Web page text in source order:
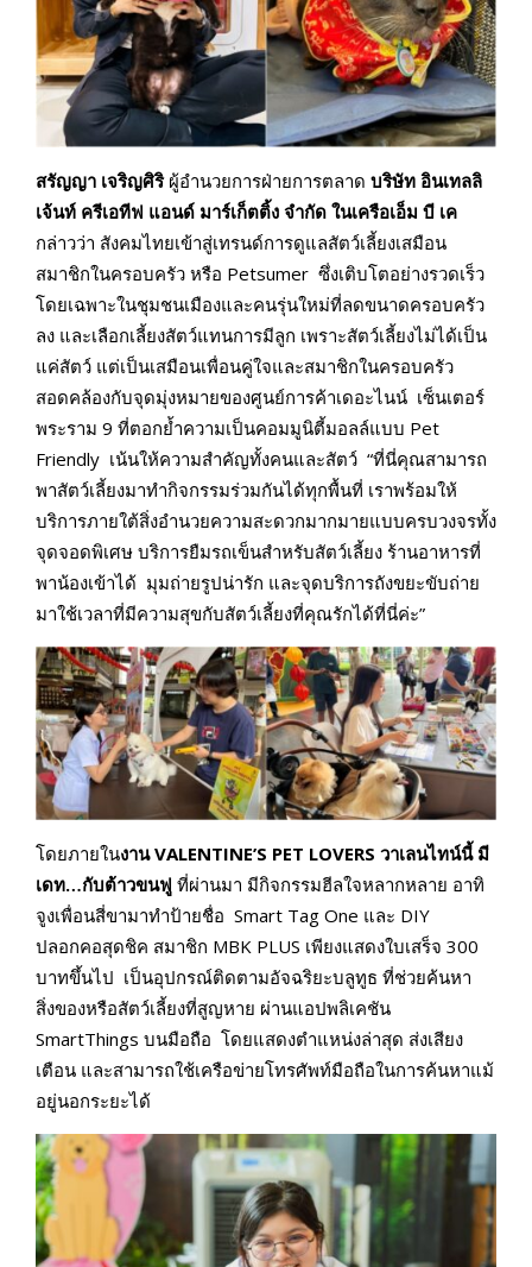
สรัญญา เจริญศิริผู้อำนวยการฝ่ายการตลาด บริษัท อินเทลลิ
เจ้นท์ ครีเอทีฟ แอนด์ มาร์เก็ตติ้ง จำกัด ในเครือเอ็ม บี เค
กล่าวว่า สังคมไทยเข้าสู่เทรนด์การดูแลสัตว์เลี้ยงเสมือน
สมาชิกในครอบครัว หรือ Petsumer ซึ่งเติบโตอย่างรวดเร็ว
โดยเฉพาะในชุมชนเมืองและคนรุ่นใหม่ที่ลดขนาดครอบครัว
ลง และเลือกเลี้ยงสัตว์แทนการมีลูก เพราะสัตว์เลี้ยงไม่ได้เป็น
แค่สัตว์ แต่เป็นเสมือนเพื่อนคู่ใจและสมาชิกในครอบครัว
สอดคล้องกับจุดมุ่งหมายของศูนย์การค้าเดอะไนน์ เซ็นเตอร์
พระราม 9 ที่ตอกย้ำความเป็นคอมมูนิตี้มอลล์แบบ Pet
Friendly เน้นให้ความสำคัญทั้งคนและสัตว์ “ที่นี่คุณสามารถ
พาสัตว์เลี้ยงมาทำกิจกรรมร่วมกันได้ทุกพื้นที่ เราพร้อมให้
บริการภายใต้สิ่งอำนวยความสะดวกมากมายแบบครบวงจรทั้ง
จุดจอดพิเศษ บริการยืมรถเข็นสำหรับสัตว์เลี้ยง ร้านอาหารที่
พาน้องเข้าได้ มุมถ่ายรูปน่ารัก และจุดบริการถังขยะขับถ่าย
มาใช้เวลาที่มีความสุขกับสัตว์เลี้ยงที่คุณรักได้ที่นี่ค่ะ”
โดยภายในงานVALENTINE’S PET LOVERS วาเลนไทน์นี้ มี
เดท…กับต้าวขนฟู ที่ผ่านมา มีกิจกรรมฮีลใจหลากหลาย อาทิ
จูงเพื่อนสี่ขามาทำป้ายชื่อ Smart Tag One และ DIY
ปลอกคอสุดชิค สมาชิก MBK PLUS เพียงแสดงใบเสร็จ 300
บาทขึ้นไป เป็นอุปกรณ์ติดตามอัจฉริยะบลูทูธ ที่ช่วยค้นหา
สิ่งของหรือสัตว์เลี้ยงที่สูญหาย ผ่านแอปพลิเคชัน
SmartThings บนมือถือ โดยแสดงตำแหน่งล่าสุด ส่งเสียง
เตือน และสามารถใช้เครือข่ายโทรศัพท์มือถือในการค้นหาแม้
อยู่นอกระยะได้